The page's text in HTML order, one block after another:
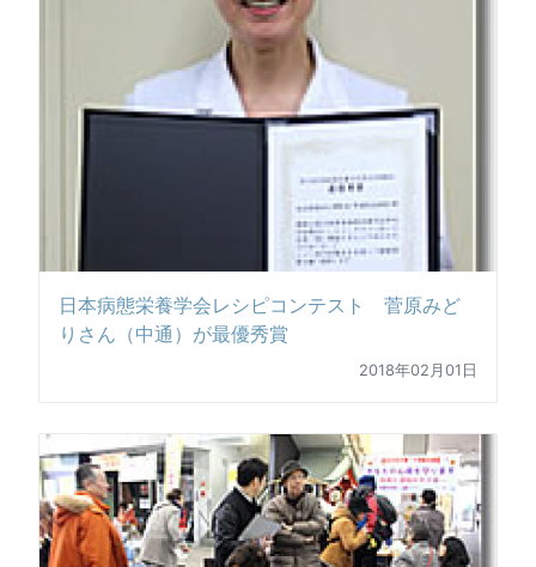
日本病態栄養学会レシピコンテスト 菅原みど
りさん（中通）が最優秀賞
2018年02月01日